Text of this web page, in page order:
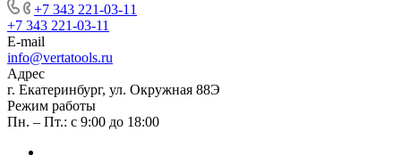
+7 343 221-03-11
+7 343 221-03-11
E-mail
info@vertatools.ru
Адрес
г. Екатеринбург, ул. Окружная 88Э
Режим работы
Пн. – Пт.: с 9:00 до 18:00